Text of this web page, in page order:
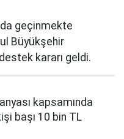
geçinmekte
Büyükşehir
kararı geldi.
kapsamında
başı 10 bin TL